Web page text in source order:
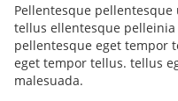
Pellentesque
tellus ellentesque
pellentesque eget tempor
eget tempor tellus. tellus
malesuada.